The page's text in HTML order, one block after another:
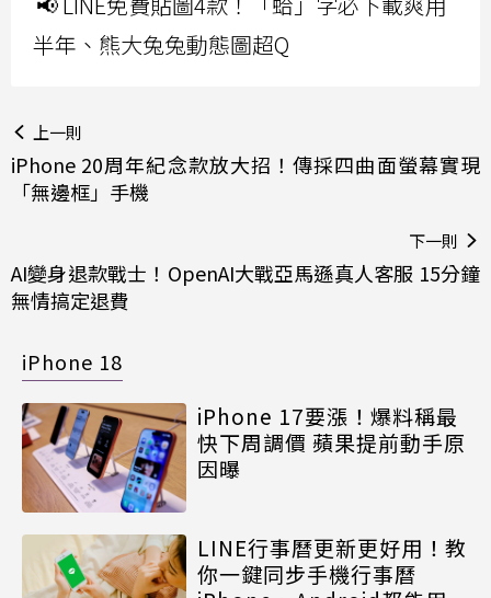
半年、熊大兔兔動態圖超Q
上一則
iPhone 20周年紀念款放大招！傳採四曲面螢幕實現
「無邊框」手機
下一則
AI變身退款戰士！OpenAI大戰亞馬遜真人客服 15分鐘
無情搞定退費
iPhone 18
iPhone 17要漲！爆料稱最
快下周調價 蘋果提前動手原
因曝
LINE行事曆更新更好用！教
你一鍵同步手機行事曆